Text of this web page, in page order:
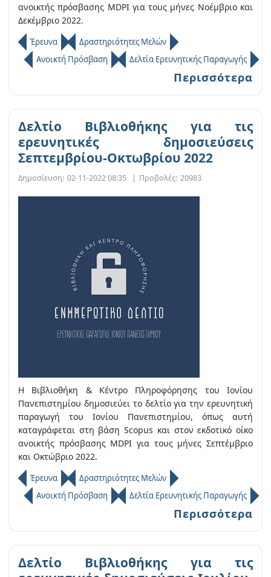
ανοικτής πρόσβασης MDPI για τους μήνες Νοέμβριο και
Δεκέμβριο 2022.
Έρευνα
Δραστηριότητες Μελών
Ανοικτή Πρόσβαση
Δελτία Ερευνητικής Παραγωγής
Περισσότερα
Δελτίο Βιβλιοθήκης για τις
ερευνητικές δημοσιεύσεις
Σεπτεμβρίου-Οκτωβρίου 2022
Δημοσίευση: 02-11-2022 08:35 | Προβολές: 20983
Η Βιβλιοθήκη & Κέντρο Πληροφόρησης του Ιονίου
Πανεπιστημίου δημοσιεύει το δελτίο για την ερευνητική
παραγωγή του Ιονίου Πανεπιστημίου, όπως αυτή
καταγράφεται στη βάση Scopus και στον εκδοτικό οίκο
ανοικτής πρόσβασης MDPI για τους μήνες Σεπτέμβριο
και Οκτώβριο 2022.
Έρευνα
Δραστηριότητες Μελών
Ανοικτή Πρόσβαση
Δελτία Ερευνητικής Παραγωγής
Περισσότερα
Δελτίο Βιβλιοθήκης για τις